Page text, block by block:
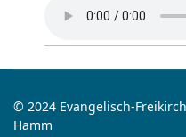
© 2024 Evangelisch-
Hamm